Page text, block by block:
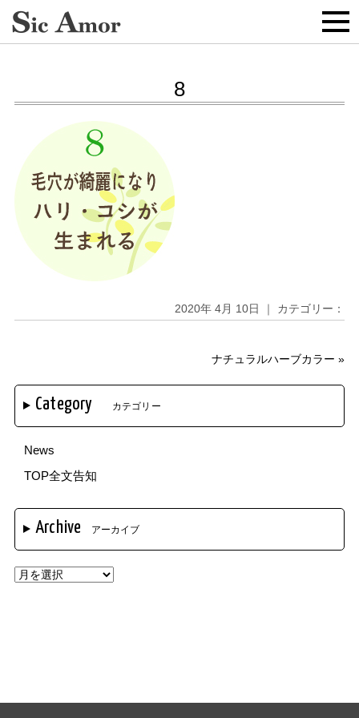
8
2020年 4月 10日 ｜ カテゴリー：
ナチュラルハーブカラー »
Category カテゴリー
News
TOP全文告知
Archive アーカイブ